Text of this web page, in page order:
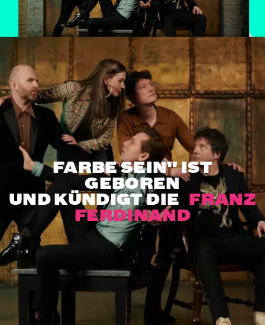
FARBE SEIN" IST
GEBOREN
UND KÜNDIGT DIE
FRANZ
FERDINAND